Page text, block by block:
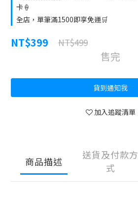
卡🍦
全店，單筆滿1500即享免運🛒
NT$399 NT$499
售完
貨到通知我
加入追蹤清單
商品描述
送貨及付款方
式